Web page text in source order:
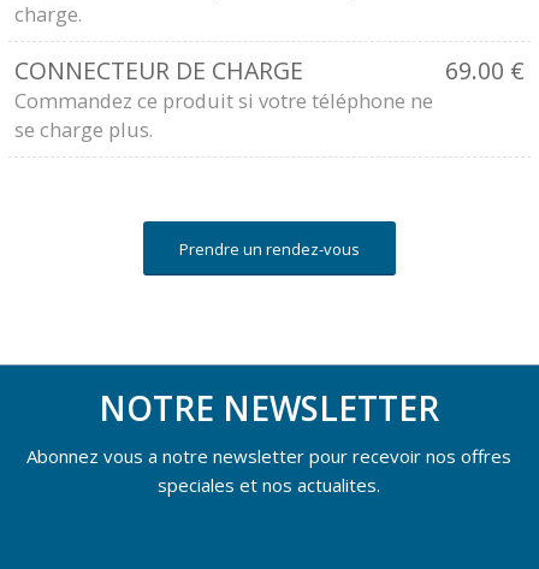
charge.
CONNECTEUR DE CHARGE 69.00 €
Commandez ce produit si votre téléphone ne
se charge plus.
Prendre un rendez-vous
NOTRE NEWSLETTER
Abonnez vous a notre newsletter pour recevoir nos offres
speciales et nos actualites.